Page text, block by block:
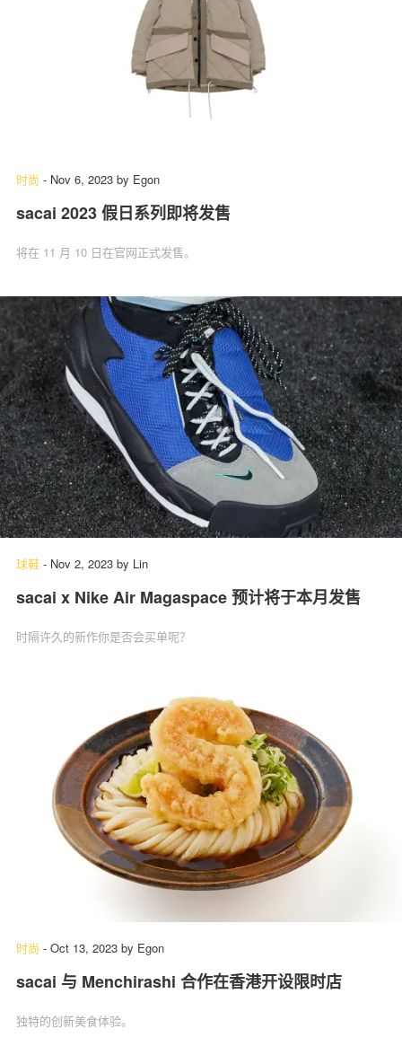
时尚 - Nov 6, 2023 by Egon
sacai 2023 假日系列即将发售
将在 11 月 10 日在官网正式发售。
球鞋 - Nov 2, 2023 by Lin
sacai x Nike Air Magaspace 预计将于本月发售
时隔许久的新作你是否会买单呢？
时尚 - Oct 13, 2023 by Egon
sacai 与 Menchirashi 合作在香港开设限时店
独特的创新美食体验。